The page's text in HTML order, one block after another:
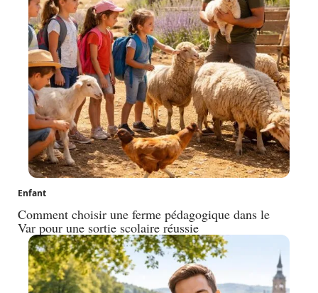
Enfant
Comment choisir une ferme pédagogique dans le
Var pour une sortie scolaire réussie